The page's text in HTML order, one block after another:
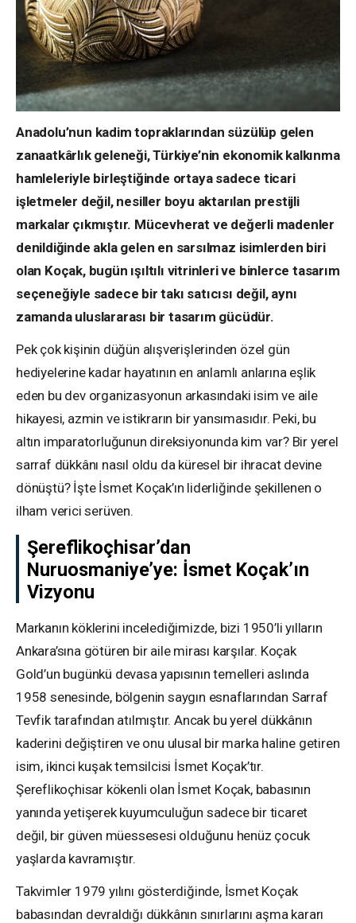
Anadolu’nun kadim topraklarından süzülüp gelen
zanaatkârlık geleneği, Türkiye’nin ekonomik kalkınma
hamleleriyle birleştiğinde ortaya sadece ticari
işletmeler değil, nesiller boyu aktarılan prestijli
markalar çıkmıştır. Mücevherat ve değerli madenler
denildiğinde akla gelen en sarsılmaz isimlerden biri
olan Koçak, bugün ışıltılı vitrinleri ve binlerce tasarım
seçeneğiyle sadece bir takı satıcısı değil, aynı
zamanda uluslararası bir tasarım gücüdür.
Pek çok kişinin düğün alışverişlerinden özel gün
hediyelerine kadar hayatının en anlamlı anlarına eşlik
eden bu dev organizasyonun arkasındaki isim ve aile
hikayesi, azmin ve istikrarın bir yansımasıdır. Peki, bu
altın imparatorluğunun direksiyonunda kim var? Bir yerel
sarraf dükkânı nasıl oldu da küresel bir ihracat devine
dönüştü? İşte İsmet Koçak’ın liderliğinde şekillenen o
ilham verici serüven.
Şereflikoçhisar’dan
Nuruosmaniye’ye: İsmet Koçak’ın
Vizyonu
Markanın köklerini incelediğimizde, bizi 1950’li yılların
Ankara’sına götüren bir aile mirası karşılar. Koçak
Gold’un bugünkü devasa yapısının temelleri aslında
1958 senesinde, bölgenin saygın esnaflarından Sarraf
Tevfik tarafından atılmıştır. Ancak bu yerel dükkânın
kaderini değiştiren ve onu ulusal bir marka haline getiren
isim, ikinci kuşak temsilcisi İsmet Koçak’tır.
Şereflikoçhisar kökenli olan İsmet Koçak, babasının
yanında yetişerek kuyumculuğun sadece bir ticaret
değil, bir güven müessesesi olduğunu henüz çocuk
yaşlarda kavramıştır.
Takvimler 1979 yılını gösterdiğinde, İsmet Koçak
babasından devraldığı dükkânın sınırlarını aşma kararı